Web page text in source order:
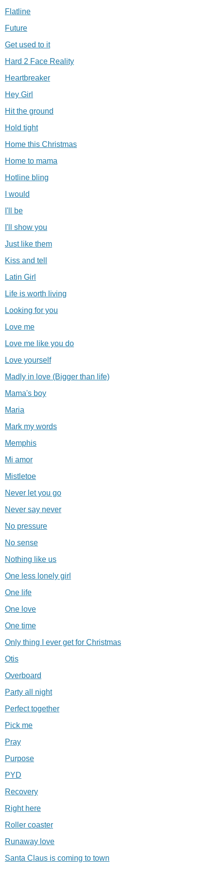
Flatline
Future
Get used to it
Hard 2 Face Reality
Heartbreaker
Hey Girl
Hit the ground
Hold tight
Home this Christmas
Home to mama
Hotline bling
I would
I'll be
I'll show you
Just like them
Kiss and tell
Latin Girl
Life is worth living
Looking for you
Love me
Love me like you do
Love yourself
Madly in love (Bigger than life)
Mama's boy
Maria
Mark my words
Memphis
Mi amor
Mistletoe
Never let you go
Never say never
No pressure
No sense
Nothing like us
One less lonely girl
One life
One love
One time
Only thing I ever get for Christmas
Otis
Overboard
Party all night
Perfect together
Pick me
Pray
Purpose
PYD
Recovery
Right here
Roller coaster
Runaway love
Santa Claus is coming to town